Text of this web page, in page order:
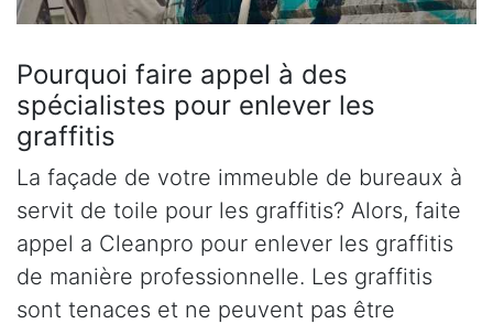
Pourquoi faire appel à des
spécialistes pour enlever les
graffitis
La façade de votre immeuble de bureaux à
servit de toile pour les graffitis? Alors, faite
appel a Cleanpro pour enlever les graffitis
de manière professionnelle. Les graffitis
sont tenaces et ne peuvent pas être